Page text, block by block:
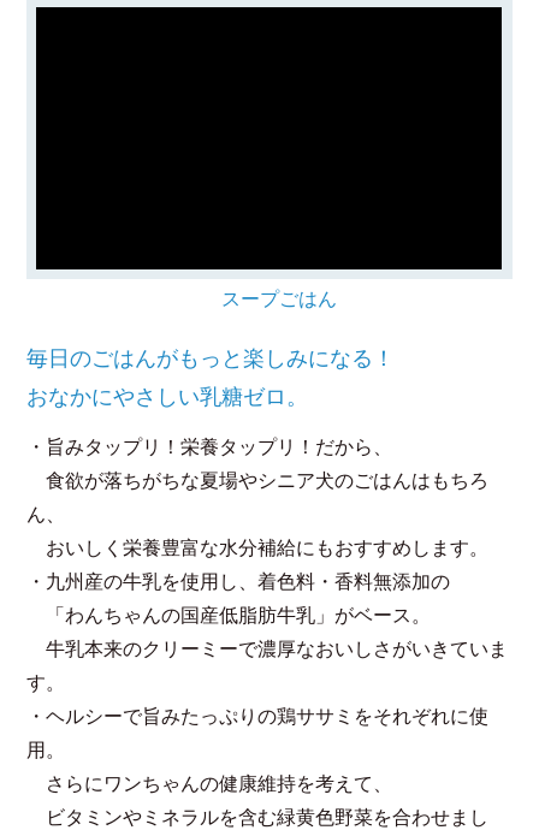
スープごはん
毎日のごはんがもっと楽しみになる！
おなかにやさしい乳糖ゼロ。
・旨みタップリ！栄養タップリ！だから、
食欲が落ちがちな夏場やシニア犬のごはんはもちろ
ん、
おいしく栄養豊富な水分補給にもおすすめします。
・九州産の牛乳を使用し、着色料・香料無添加の
「わんちゃんの国産低脂肪牛乳」がベース。
牛乳本来のクリーミーで濃厚なおいしさがいきていま
す。
・ヘルシーで旨みたっぷりの鶏ササミをそれぞれに使
用。
さらにワンちゃんの健康維持を考えて、
ビタミンやミネラルを含む緑黄色野菜を合わせまし